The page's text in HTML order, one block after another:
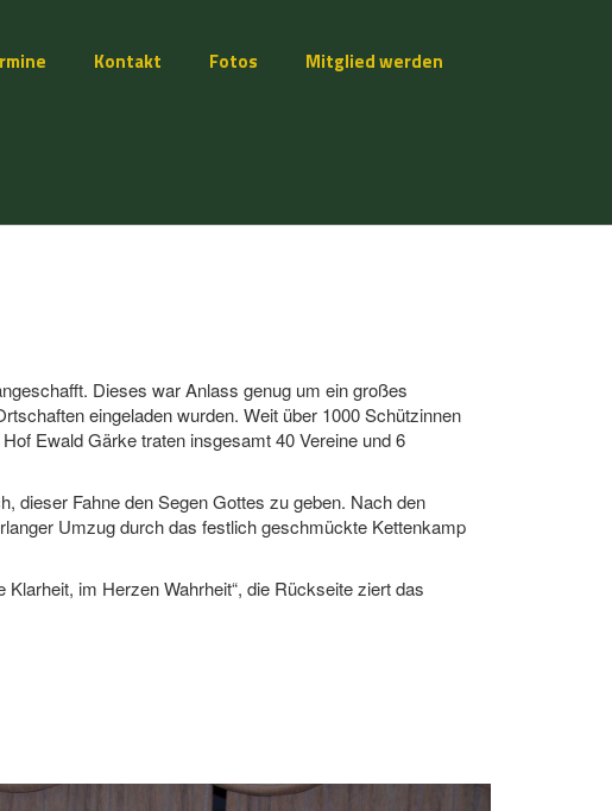
Kontakt Fotos Mitglied werden
Dieses war Anlass genug um ein großes
eingeladen wurden. Weit über 1000 Schützinnen
Ewald Gärke traten insgesamt 40 Vereine und 6
dieser Fahne den Segen Gottes zu geben. Nach den
Umzug durch das festlich geschmückte Kettenkamp
im Herzen Wahrheit“, die Rückseite ziert das